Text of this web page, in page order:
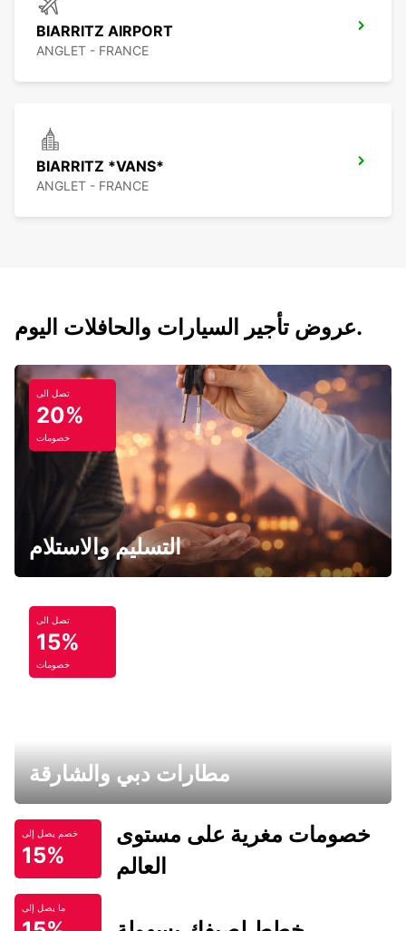
BIARRITZ AIRPORT
ANGLET - FRANCE
BIARRITZ *VANS*
ANGLET - FRANCE
عروض تأجير السيارات والحافلات اليوم.
تصل الى
20%
خصومات
التسليم والاستلام
تصل الى
15%
خصومات
مطارات دبي والشارقة
خصم يصل إلى
15%
خصومات مغرية على مستوى
العالم
ما يصل إلى